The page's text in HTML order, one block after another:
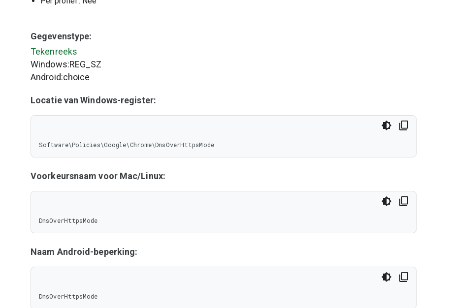
Gegevenstype:
Tekenreeks
Windows:REG_SZ
Android:choice
Locatie van Windows-register:
Software\Policies\Google\Chrome\DnsOverHttpsMode
Voorkeursnaam voor Mac/Linux:
DnsOverHttpsMode
Naam Android-beperking:
DnsOverHttpsMode